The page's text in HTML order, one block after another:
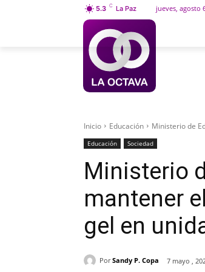
5.3 C La Paz jueves, agosto
Inicio Educación Ministerio de
Educación Sociedad
Ministerio
mantener
gel en
Por Sandy P. Copa 7 mayo ,